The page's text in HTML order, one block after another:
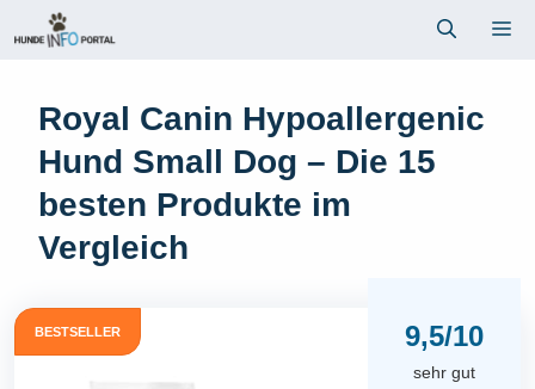
Inhalt
Royal Canin Hypoallergenic
Hund Small Dog – Die 15
besten Produkte im
Vergleich
BESTSELLER 9,5/10
sehr gut